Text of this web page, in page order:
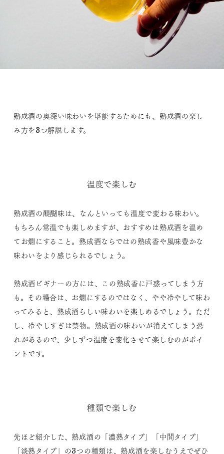
熟成酒の奥深い味わいを堪能するためにも、熟成酒の楽し
み方を3つ解説します。
温度で楽しむ
熟成酒の醍醐味は、なんといっても温度で変わる味わい。
もちろん常温でも楽しめますが、おすすめは熟成酒を温め
てお燗にすること。熟成酒ならではの熟成香や風味豊かな
味わいをより感じられるでしょう。
熟成酒ビギナーの方には、この熟成香に戸惑ってしまう方
も。その場合は、お燗にするのではなく、やや冷やして味わ
ってみると、熟成酒らしい味わいを楽しめるでしょう。ただ
し、冷やしすぎは禁物。熟成酒の味わいが消えてしまう恐
れがあるので、少しずつ温度を変化させて楽しむのがポイ
ントです。
種類で楽しむ
先ほど紹介した、熟成酒の「濃熟タイプ」「中間タイプ」
「淡熟タイプ」の3つの種類は、熟成酒を楽しむうえでぜひ